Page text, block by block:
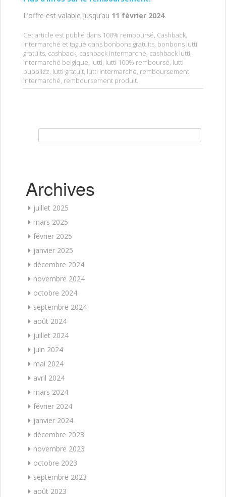
L’offre est valable jusqu’au 11 février 2024.
Cet article est publié dans 100% remboursé, Cashback,
Intermarché et tagué dans bonbons gratuits, bonbons lutti
gratuits, cashback, cashback intermarché, cashback lutti,
intermarché belgique, lutti, lutti 100% remboursé, lutti
bubblizz, lutti gratuit, lutti intermarché, remboursement
intermarché, remboursement produit.
Archives
juillet 2025
mars 2025
février 2025
janvier 2025
décembre 2024
novembre 2024
octobre 2024
septembre 2024
août 2024
juillet 2024
juin 2024
mai 2024
avril 2024
mars 2024
février 2024
janvier 2024
décembre 2023
novembre 2023
octobre 2023
septembre 2023
août 2023